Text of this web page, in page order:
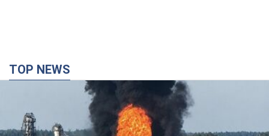
TOP NEWS